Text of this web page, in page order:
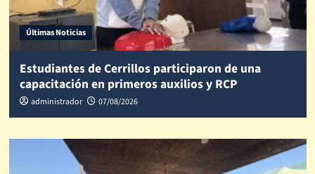
Últimas Noticias
Estudiantes de Cerrillos participaron de una
capacitación en primeros auxilios y RCP
administrador 07/08/2026